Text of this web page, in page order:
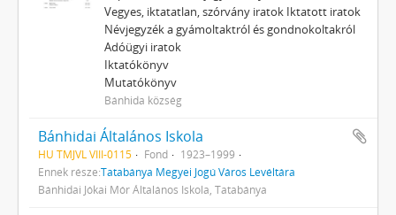
Vegyes, iktatatlan, szórvány iratok Iktatott iratok
Névjegyzék a gyámoltaktról és gondnokoltakról
Adóügyi iratok
Iktatókönyv
Mutatókönyv
Bánhida község
Bánhidai Általános Iskola
HU TMJVL VIII-0115 Fond
1923–1999
Ennek része:Tatabánya Megyei Jogú Város Levéltára
Bánhidai Jókai Mór Általános Iskola, Tatabánya